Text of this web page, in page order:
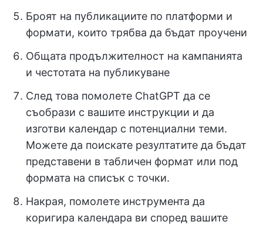
Броят на публикациите по платформи и
формати, които трябва да бъдат проучени
Общата продължителност на кампанията
и честотата на публикуване
След това помолете ChatGPT да се
съобрази с вашите инструкции и да
изготви календар с потенциални теми.
Можете да поискате резултатите да бъдат
представени в табличен формат или под
формата на списък с точки.
Накрая, помолете инструмента да
коригира календара ви според вашите